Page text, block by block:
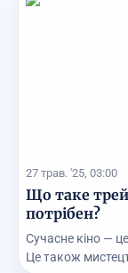
27 трав. '25, 03:00
Що таке
потрібен?
Сучасне кіно —
Це також